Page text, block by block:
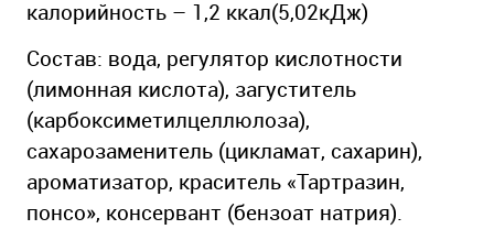
калорийность – 1,2 ккал(5,02кДж)
Состав: вода, регулятор кислотности
(лимонная кислота), загуститель
(карбоксиметилцеллюлоза),
сахарозаменитель (цикламат, сахарин),
ароматизатор, краситель «Тартразин,
понсо», консервант (бензоат натрия).